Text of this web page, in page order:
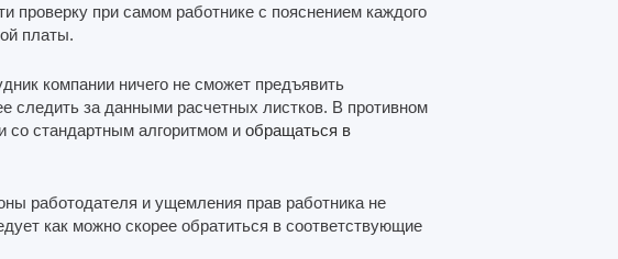
проверку при самом работнике с пояснением каждого
платы.
компании ничего не сможет предъявить
следить за данными расчетных листков. В противном
со стандартным алгоритмом и обращаться в
работодателя и ущемления прав работника не
как можно скорее обратиться в соответствующие